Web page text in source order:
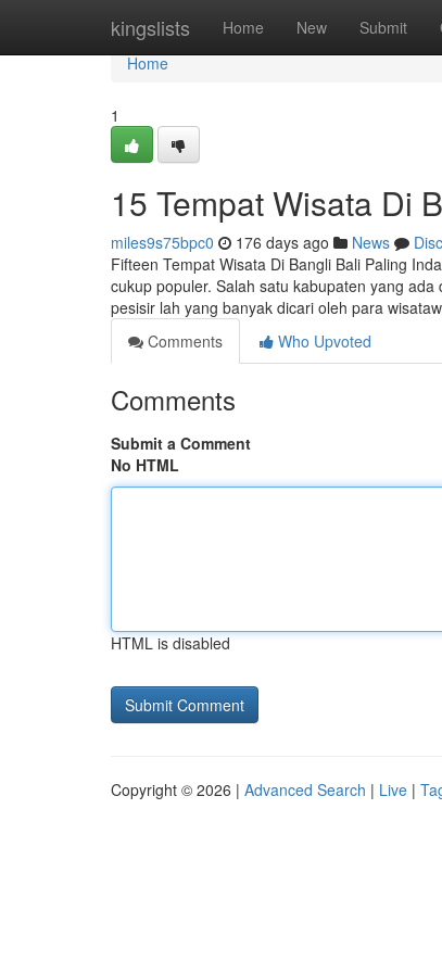
kingslists Home New Submit
Home
Home
1
15 Tempat Wisata Di
miles9s75bpc0 176 days ago News
Fifteen Tempat Wisata Di Bangli Bali Paling
cukup populer. Salah satu kabupaten yang
pesisir lah yang banyak dicari oleh para
Comments
Who Upvoted
Comments
Submit a Comment
No HTML
HTML is disabled
Copyright © 2026 | Advanced Search | Live |